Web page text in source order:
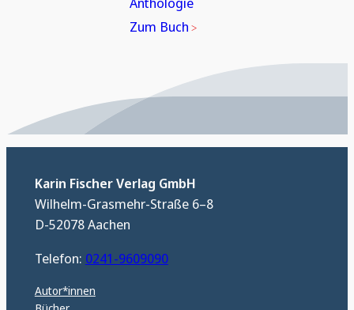
Zum Buch
Karin Fischer Verlag GmbH
Wilhelm-Grasmehr-Straße 6–8
D-52078 Aachen
Telefon: 0241-9609090
Autor*innen